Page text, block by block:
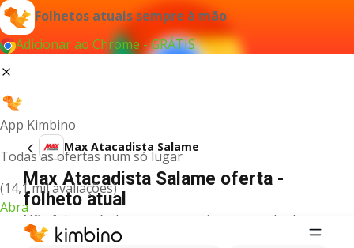
Folhetos atuais sempre à mão
Adicionar ao Chrome - GRÁTIS
App Kimbino
Todas as ofertas num só lugar
(14,1 mil avaliações)
Abra
Max Atacadista Salame
Max Atacadista Salame oferta -
folheto atual
Não foi possível encontrar quaisquer resultados
para este termo.